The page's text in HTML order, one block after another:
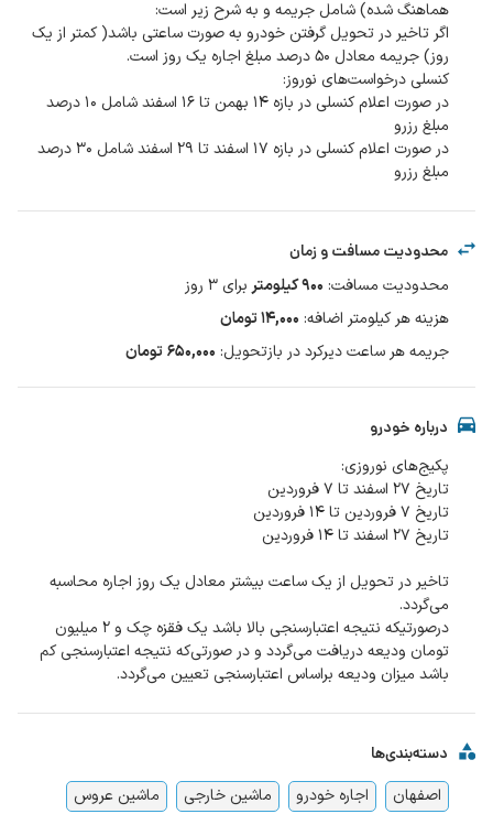
اگر تاخیر در تحویل گرفتن خودرو به صورت ساعتی باشد( کمتر از یک
در صورت اعلام کنسلی در بازه ۱۴ بهمن تا ۱۶ اسفند شامل ۱۰ درصد
در صورت اعلام کنسلی در بازه ۱۷ اسفند تا ۲۹ اسفند شامل ۳۰ درصد
مبلغ رزرو
محدودیت مسافت و زمان
محدودیت مسافت: ۹۰۰کیلومتر برای 3 روز
هزینه هر کیلومتر اضافه: ۱۴,۰۰۰تومان
جریمه هر ساعت دیرکرد در بازتحویل: ۶۵۰,۰۰۰ تومان
درباره خودرو
تاخیر در تحویل از یک ساعت بیشتر معادل یک روز اجاره محاسبه
درصورتیکه نتیجه اعتبارسنجی بالا باشد یک فقزه چک و 2 میلیون
تومان ودیعه دریافت می‌گردد و در صورتی‌که نتیجه اعتبارسنجی کم
باشد میزان ودیعه براساس اعتبارسنجی تعیین می‌‌گردد.
دسته‌بندی‌ها
اصفهان اجاره خودرو ماشین خارجی ماشین عروس